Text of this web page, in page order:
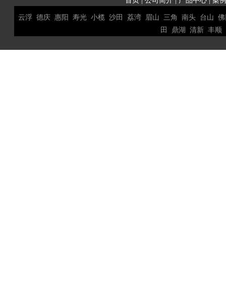
云浮 德庆 惠阳 寿光 小榄 沙田 荔湾 眉山 三角 南头 台山
田
鼎湖 清新 丰顺